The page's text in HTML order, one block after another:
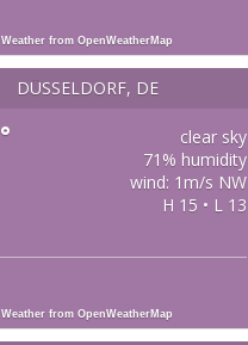
Weather from OpenWeatherMap
DÜSSELDORF, DE
°
clear sky
71% humidity
wind: 1m/s NW
H 15 • L 13
Weather from OpenWeatherMap